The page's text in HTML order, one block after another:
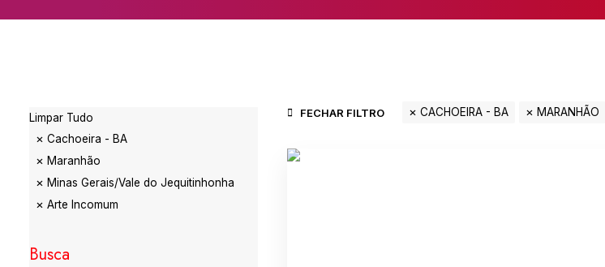
Limpar Tudo
Cachoeira - BA
Maranhão
Minas Gerais/Vale do Jequitinhonha
Arte Incomum
Busca
FECHAR FILTRO CACHOEIRA - BA MARANHÃO